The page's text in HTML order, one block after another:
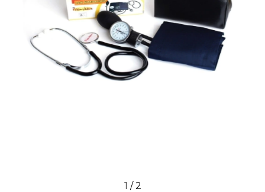
1 /2